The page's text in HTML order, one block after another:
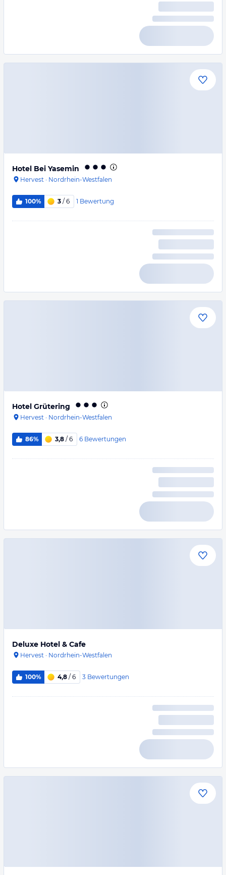
Hotel Bei Yasemin
Hervest · Nordrhein-Westfalen
100% 3 / 6 1 Bewertung
Hotel Grütering
Hervest · Nordrhein-Westfalen
86% 3,8 / 6 6 Bewertungen
Deluxe Hotel & Cafe
Hervest · Nordrhein-Westfalen
100% 4,8 / 6 3 Bewertungen